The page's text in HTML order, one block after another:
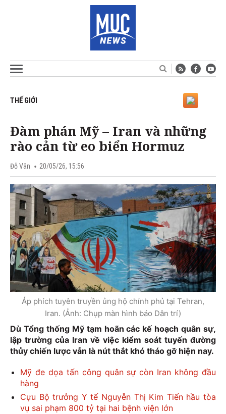
THẾ GIỚI
Đàm phán Mỹ – Iran và những
rào cản từ eo biển Hormuz
Đỗ Vân 20/05/26, 15:56
Áp phích tuyên truyền ủng hộ chính phủ tại Tehran,
Iran. (Ảnh: Chụp màn hình báo Dân trí)
Dù Tổng thống Mỹ tạm hoãn các kế hoạch quân sự,
lập trường của Iran về việc kiểm soát tuyến đường
thủy chiến lược vẫn là nút thắt khó tháo gỡ hiện nay.
Mỹ đe dọa tấn công quân sự còn Iran không đầu
hàng
Cựu Bộ trưởng Y tế Nguyễn Thị Kim Tiến hầu tòa
vụ sai phạm 800 tỷ tại hai bệnh viện lớn